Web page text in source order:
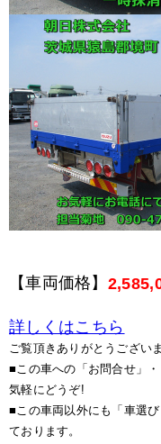
【車両価格】
詳しくはこちら
ご覧頂きありがとうございま
■この車への「お問合せ」
気軽にどうぞ!
■この車両以外にも「車選
ております。